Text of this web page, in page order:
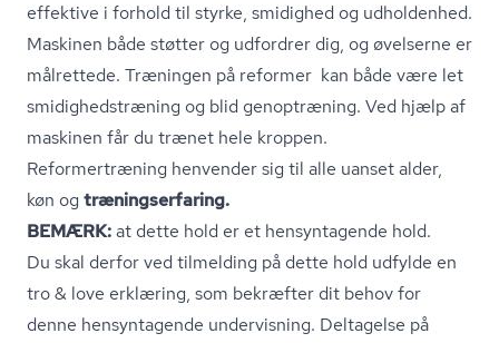
effektive i forhold til styrke, smidighed og udholdenhed.
Maskinen både støtter og udfordrer dig, og øvelserne er
målrettede. Træningen på reformer kan både være let
smi­dig­heds­træ­ning og blid genoptræning. Ved hjælp af
maskinen får du trænet hele kroppen.
Re­for­mer­træ­ning henvender sig til alle uanset alder,
køn og træ­ning­ser­fa­ring.
BEMÆRK:at dette hold er et hensyntagende hold.
Du skal derfor ved tilmelding på dette hold udfylde en
tro & love erklæring, som bekræfter dit behov for
denne hensyntagende undervisning. Deltagelse på